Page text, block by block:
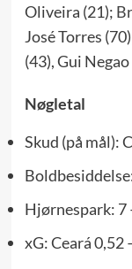
Oliveira (21);
José Torres
(43), Gui Negao
Nøgletal
Skud (på mål):
Hjørnespark: 7
xG: Ceará 0,52